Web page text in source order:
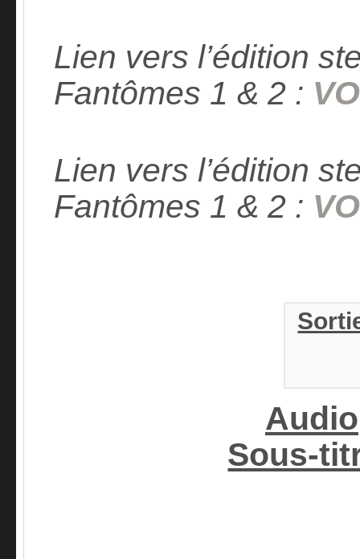
Lien vers l’édition
Fantômes 1 & 2 :
Lien vers l’édition
Fantômes 1 & 2 :
Audio
Sous-